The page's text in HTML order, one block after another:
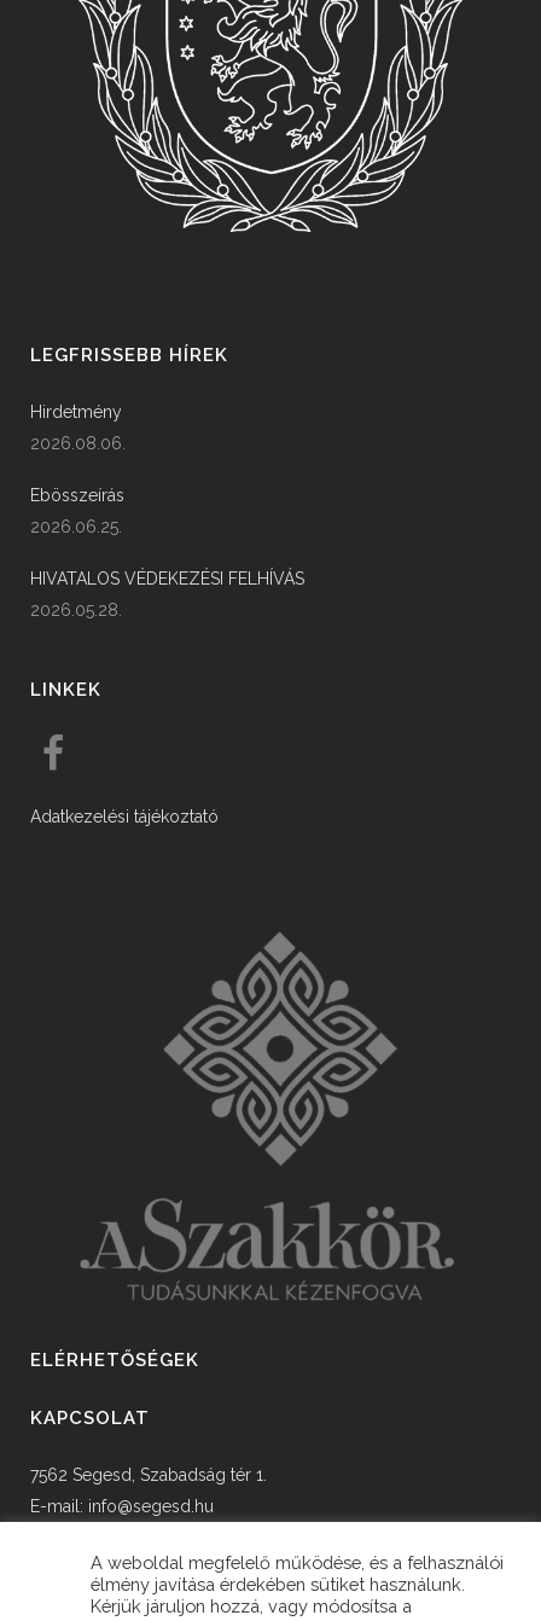
LEGFRISSEBB HÍREK
Hirdetmény
2026.08.06.
Ebösszeírás
2026.06.25.
HIVATALOS VÉDEKEZÉSI FELHÍVÁS
2026.05.28.
LINKEK
Adatkezelési tájékoztató
ELÉRHETŐSÉGEK
KAPCSOLAT
7562 Segesd, Szabadság tér 1.
E-mail: info@segesd.hu
A weboldal megfelelő működése, és a felhasználói
élmény javítása érdekében sütiket használunk.
Kérjük járuljon hozzá, vagy módosítsa a